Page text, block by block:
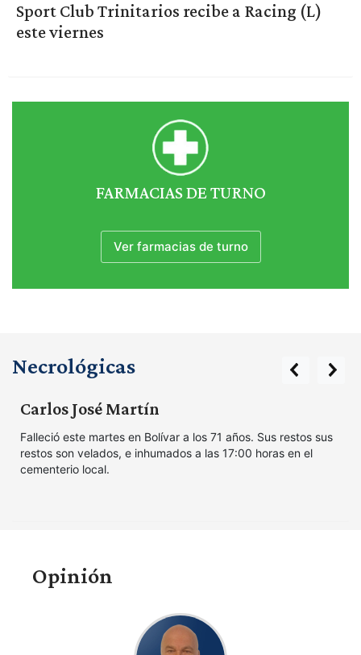
Sport Club Trinitarios recibe a Racing (L)
este viernes
FARMACIAS DE TURNO
Ver farmacias de turno
Necrológicas
Carlos José Martín
Falleció este martes en Bolívar a los 71 años. Sus restos sus
restos son velados, e inhumados a las 17:00 horas en el
cementerio local.
prev next
Opinión